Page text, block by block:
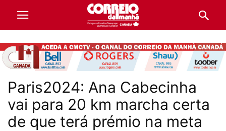
Paris2024: Ana Cabecinha
vai para 20 km marcha certa
de que terá prémio na meta